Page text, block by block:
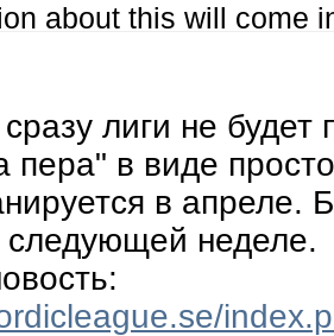
about this will come
you for voting!
лиги не
пера" в виде
в
следующей неделе.